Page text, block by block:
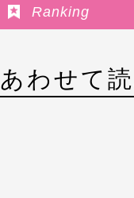
Ranking
あわせて